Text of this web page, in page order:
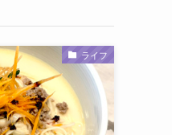
ライフ